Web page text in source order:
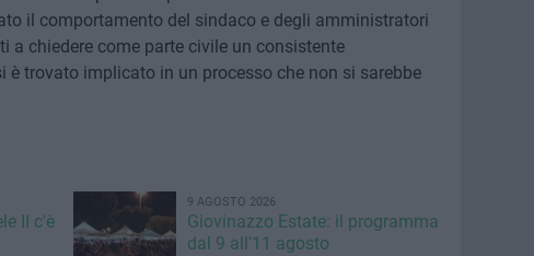
il comportamento del sindaco e degli amministratori
chiedere come parte civile un consistente
trovato implicato in un processo che non si sarebbe
II c'è
9 AGOSTO 2026
Giovinazzo Estate: il programma
dal 9 all'11 agosto